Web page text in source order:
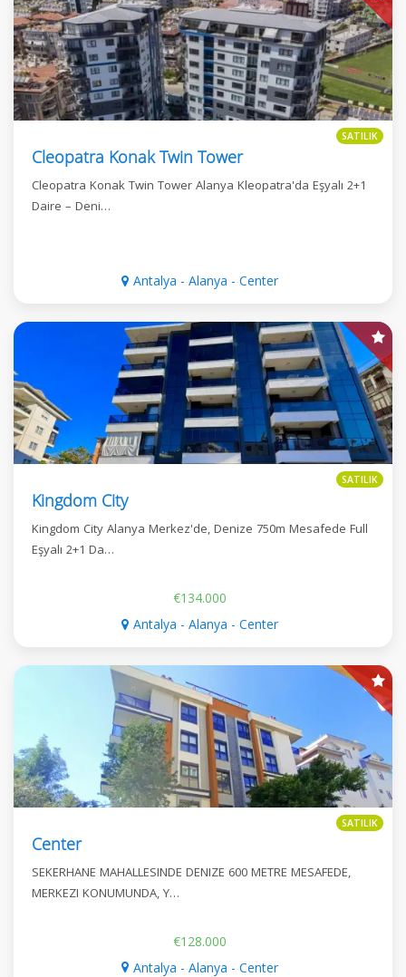
SATILIK
Cleopatra Konak Twin Tower
Cleopatra Konak Twin Tower Alanya Kleopatra'da Eşyalı 2+1
Daire – Deni…
Antalya - Alanya - Center
SATILIK
Kingdom City
Kingdom City Alanya Merkez'de, Denize 750m Mesafede Full
Eşyalı 2+1 Da…
€134.000
Antalya - Alanya - Center
SATILIK
Center
SEKERHANE MAHALLESINDE DENIZE 600 METRE MESAFEDE,
MERKEZI KONUMUNDA, Y…
€128.000
Antalya - Alanya - Center